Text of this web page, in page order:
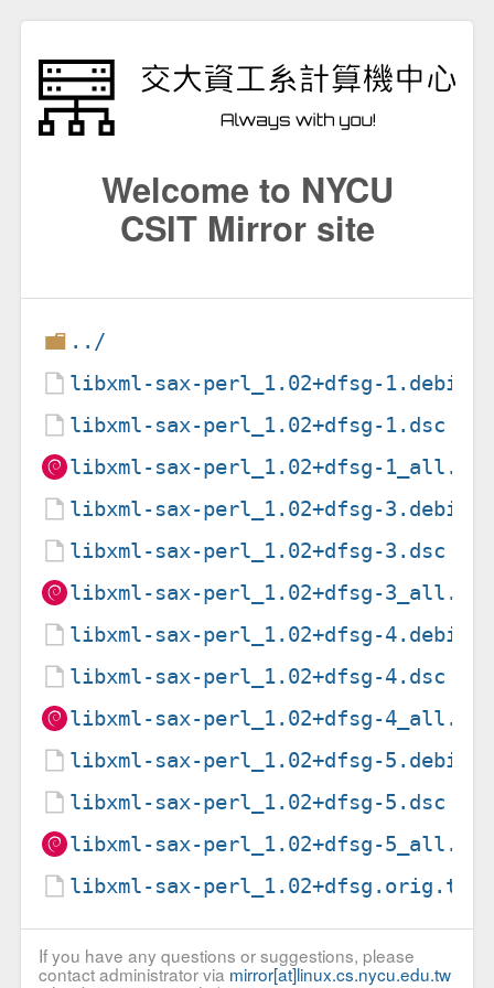
Welcome to NYCU
CSIT Mirror site
../
libxml-sax-perl_1.02+dfsg-
libxml-sax-perl_1.02+dfsg-1.dsc
libxml-sax-perl_1.02+dfsg-1_all.deb
libxml-sax-perl_1.02+dfsg-
libxml-sax-perl_1.02+dfsg-3.dsc
libxml-sax-perl_1.02+dfsg-3_all.deb
libxml-sax-perl_1.02+dfsg-
libxml-sax-perl_1.02+dfsg-4.dsc
libxml-sax-perl_1.02+dfsg-4_all.deb
libxml-sax-perl_1.02+dfsg-
libxml-sax-perl_1.02+dfsg-5.dsc
libxml-sax-perl_1.02+dfsg-5_all.deb
libxml-sax-
If you have any questions or suggestions, please
contact administrator via mirror[at]linux.cs.nycu.edu.tw